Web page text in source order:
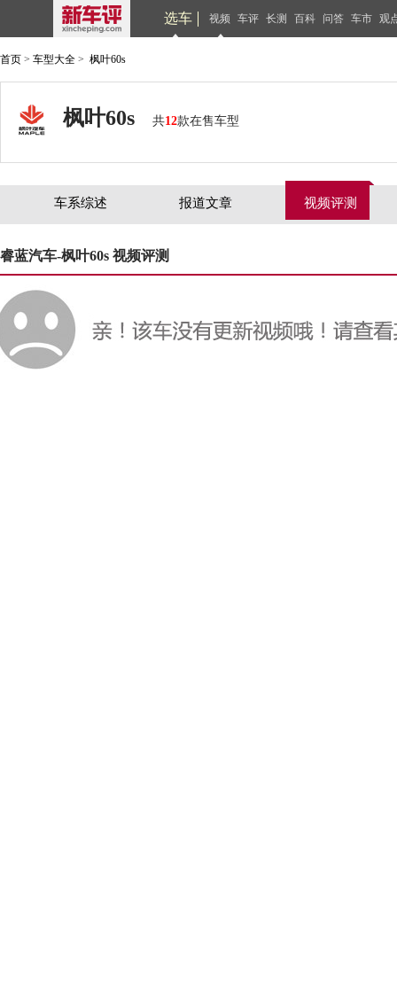
选车 视频 车评 长测 百科 问答 车市 观
首页 > 车型大全 > 枫叶60s
枫叶60s 共12款在售车型
车系综述 报道文章 视频评测
睿蓝汽车-枫叶60s 视频评测